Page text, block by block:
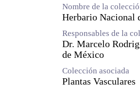
Nombre de la
Herbario
Responsables de la
Dr. Marcelo
de México
Colección asociada
Plantas Vasculares